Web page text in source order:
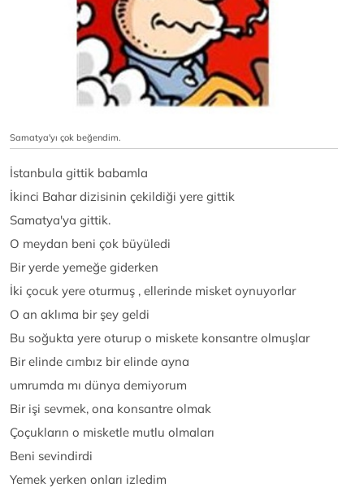
Samatya'yı çok beğendim.
İstanbula gittik babamla
İkinci Bahar dizisinin çekildiği yere gittik
Samatya'ya gittik.
O meydan beni çok büyüledi
Bir yerde yemeğe giderken
İki çocuk yere oturmuş , ellerinde misket oynuyorlar
O an aklıma bir şey geldi
Bu soğukta yere oturup o miskete konsantre olmuşlar
Bir elinde cımbız bir elinde ayna
umrumda mı dünya demiyorum
Bir işi sevmek, ona konsantre olmak
Çoçukların o misketle mutlu olmaları
Beni sevindirdi
Yemek yerken onları izledim